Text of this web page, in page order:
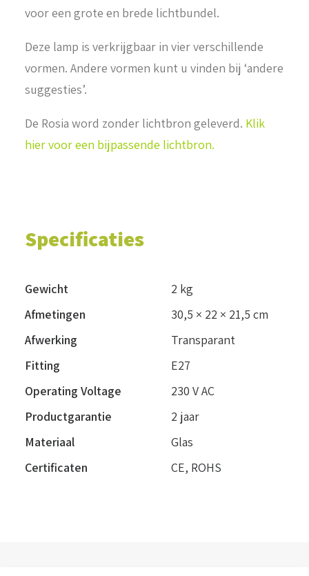
voor een grote en brede lichtbundel.
Deze lamp is verkrijgbaar in vier verschillende
vormen. Andere vormen kunt u vinden bij ‘andere
suggesties’.
De Rosia word zonder lichtbron geleverd. Klik
hier voor een bijpassende lichtbron.
Specificaties
Gewicht
2 kg
Afmetingen
30,5 × 22 × 21,5 cm
Afwerking
Transparant
Fitting
E27
Operating Voltage
230 V AC
Productgarantie
2 jaar
Materiaal
Glas
Certificaten
CE, ROHS